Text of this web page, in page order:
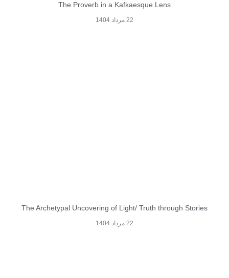
The Proverb in a Kafkaesque Lens
22 مرداد 1404
The Archetypal Uncovering of Light/ Truth through Stories
22 مرداد 1404